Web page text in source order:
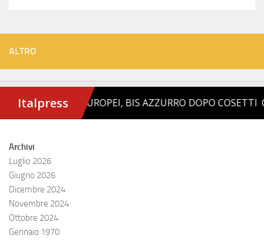
ALTRO
Archivi
Luglio 2026
Giugno 2026
Dicembre 2024
Novembre 2024
Ottobre 2024
Gennaio 1970